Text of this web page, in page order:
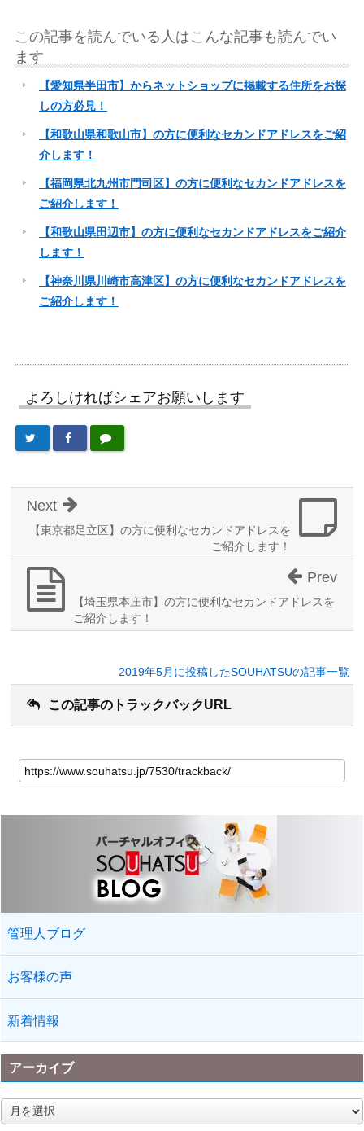
この記事を読んでいる人はこんな記事も読んでい
ます
【愛知県半田市】からネットショップに掲載する住所をお探
しの方必見！
【和歌山県和歌山市】の方に便利なセカンドアドレスをご紹
介します！
【福岡県北九州市門司区】の方に便利なセカンドアドレスを
ご紹介します！
【和歌山県田辺市】の方に便利なセカンドアドレスをご紹介
します！
【神奈川県川崎市高津区】の方に便利なセカンドアドレスを
ご紹介します！
よろしければシェアお願いします
【東京都足立区】の方に便利なセカンドアドレスを
ご紹介します！
Next
【埼玉県本庄市】の方に便利なセカンドアドレスを
ご紹介します！
Prev
2019年5月に投稿したSOUHATSUの記事一覧
この記事のトラックバックURL
管理人ブログ
お客様の声
新着情報
アーカイブ
ア
ー